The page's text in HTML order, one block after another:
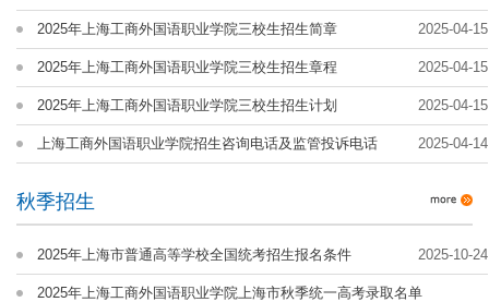
2025-05-19
2025年上海工商外国语职业学院三校生招生简章 2025-04-15
2025年上海工商外国语职业学院三校生招生章程 2025-04-15
2025年上海工商外国语职业学院三校生招生计划 2025-04-15
上海工商外国语职业学院招生咨询电话及监管投诉电话 2025-04-14
秋季招生
2025年上海市普通高等学校全国统考招生报名条件 2025-10-24
2025年上海工商外国语职业学院上海市秋季统一高考录取名单